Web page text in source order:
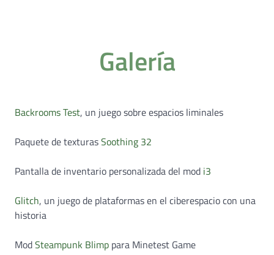
Galería
Backrooms Test, un juego sobre espacios liminales
Paquete de texturasSoothing 32
Pantalla de inventario personalizada del mod i3
Glitch, un juego de plataformas en el ciberespacio con una
historia
ModSteampunk Blimp para Minetest Game